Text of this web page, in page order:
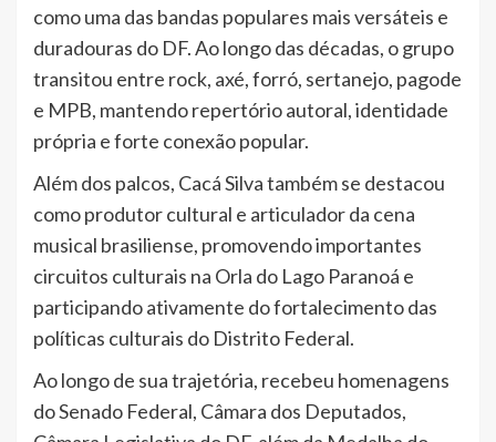
como uma das bandas populares mais versáteis e
duradouras do DF. Ao longo das décadas, o grupo
transitou entre rock, axé, forró, sertanejo, pagode
e MPB, mantendo repertório autoral, identidade
própria e forte conexão popular.
Além dos palcos, Cacá Silva também se destacou
como produtor cultural e articulador da cena
musical brasiliense, promovendo importantes
circuitos culturais na Orla do Lago Paranoá e
participando ativamente do fortalecimento das
políticas culturais do Distrito Federal.
Ao longo de sua trajetória, recebeu homenagens
do Senado Federal, Câmara dos Deputados,